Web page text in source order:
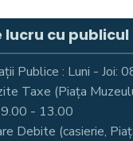
lucru cu publicul
Publice : Luni -
Taxe (Piața
- 13.00
Debite (casierie,